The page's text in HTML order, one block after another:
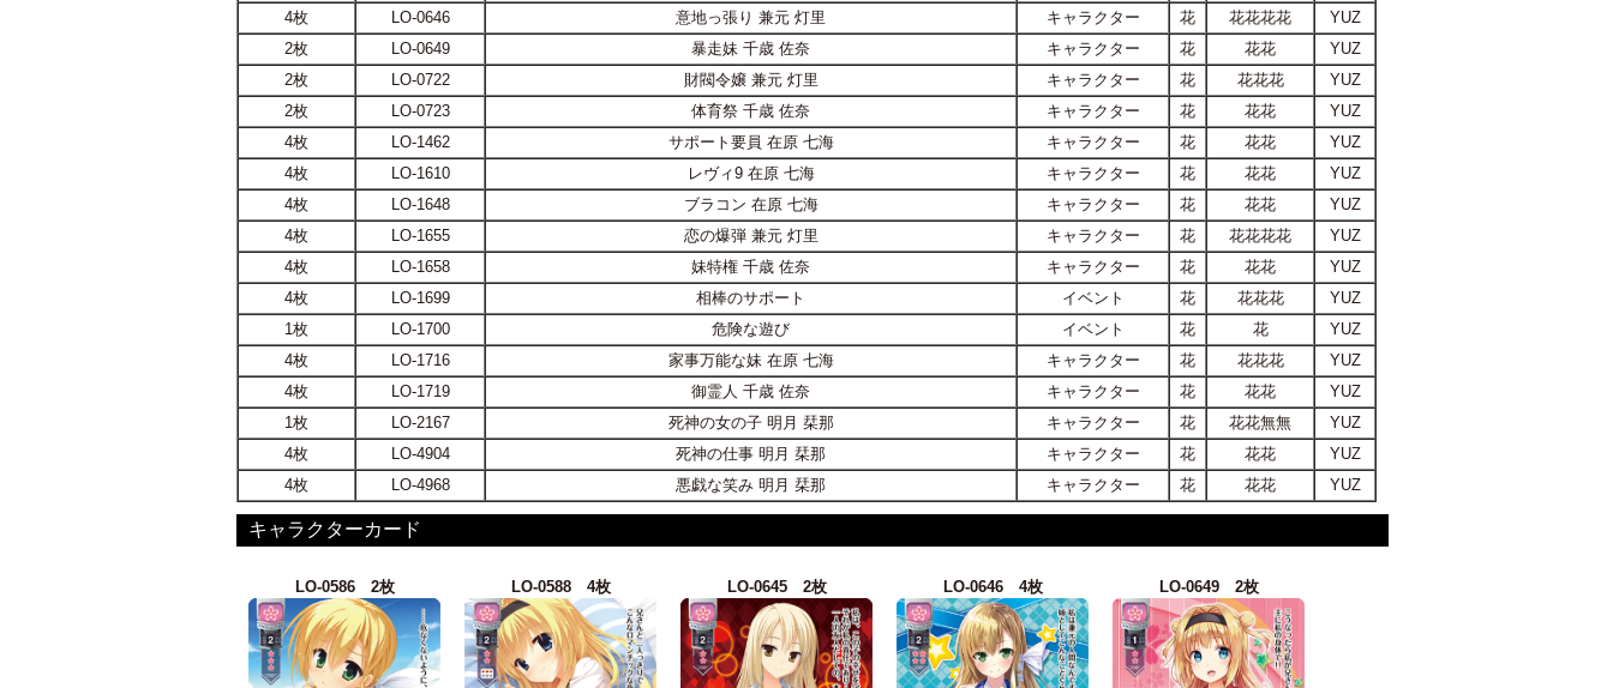
4枚
LO-0646 意地っ張り 兼元 灯里 キャラクター 花 花花花花
YUZ
2枚
LO-0649 暴走妹 千歳 佐奈 キャラクター 花 花花
YUZ
2枚
LO-0722 財閥令嬢 兼元 灯里 キャラクター 花 花花花
YUZ
2枚
LO-0723 体育祭 千歳 佐奈 キャラクター 花 花花
YUZ
4枚
LO-1462 サポート要員 在原 七海 キャラクター 花 花花
YUZ
4枚
LO-1610 レヴィ9 在原 七海 キャラクター 花 花花
YUZ
4枚
LO-1648 ブラコン 在原 七海 キャラクター 花 花花
YUZ
4枚
LO-1655 恋の爆弾 兼元 灯里 キャラクター 花 花花花花
YUZ
4枚
LO-1658 妹特権 千歳 佐奈 キャラクター 花 花花
YUZ
4枚
LO-1699 相棒のサポート イベント 花 花花花
YUZ
1枚
LO-1700 危険な遊び イベント 花 花
YUZ
4枚
LO-1716 家事万能な妹 在原 七海 キャラクター 花 花花花
YUZ
4枚
LO-1719 御霊人 千歳 佐奈 キャラクター 花 花花
YUZ
1枚
LO-2167 死神の女の子 明月 栞那 キャラクター 花 花花無無
YUZ
4枚
LO-4904 死神の仕事 明月 栞那 キャラクター 花 花花
YUZ
4枚
LO-4968 悪戯な笑み 明月 栞那 キャラクター 花 花花 YUZ
キャラクターカード
LO-0586 2枚 LO-0588 4枚 LO-0645 2枚 LO-0646 4枚 LO-0649 2枚